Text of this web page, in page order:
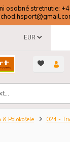
osobné stretnutie:
EUR
Polokošele 024 -